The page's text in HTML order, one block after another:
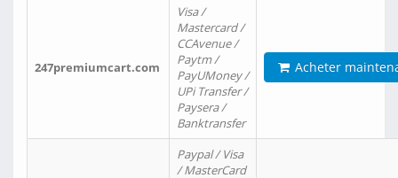
247premiumcart.com
Visa /
Mastercard /
CCAvenue /
Paytm /
PayUMoney /
UPi Transfer /
Paysera /
Banktransfer
Acheter
Paypal / Visa
/ MasterCard